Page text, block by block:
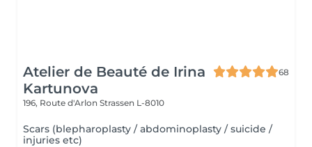
Atelier de Beauté de Irina
Kartunova
68
196, Route d'Arlon Strassen L-8010
Scars (blepharoplasty / abdominoplasty / suicide /
injuries etc)